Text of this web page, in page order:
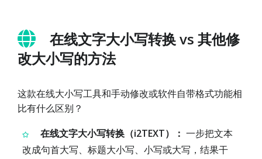
在线文字大小写转换 vs 其他修
改大小写的方法
这款在线大小写工具和手动修改或软件自带格式功能相
比有什么区别？
在线文字大小写转换（i2TEXT）： 一步把文本
改成句首大写、标题大小写、小写或大写，结果干